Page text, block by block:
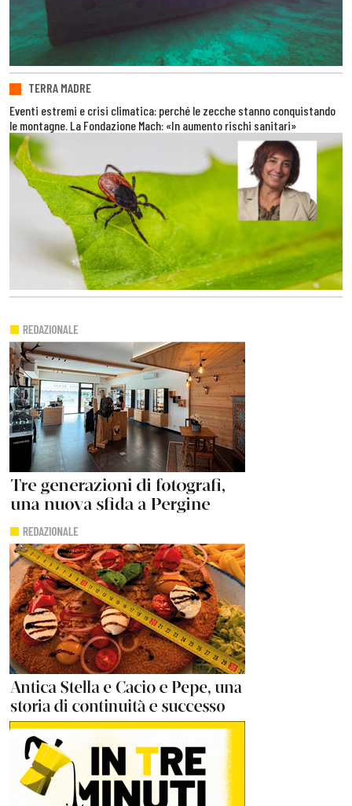
TERRA MADRE
Eventi estremi e crisi climatica: perché le zecche stanno conquistando
le montagne. La Fondazione Mach: «In aumento rischi sanitari»